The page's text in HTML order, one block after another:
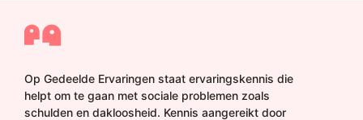
Op Gedeelde Ervaringen staat ervaringskennis die
helpt om te gaan met sociale problemen zoals
schulden en dakloosheid. Kennis aangereikt door